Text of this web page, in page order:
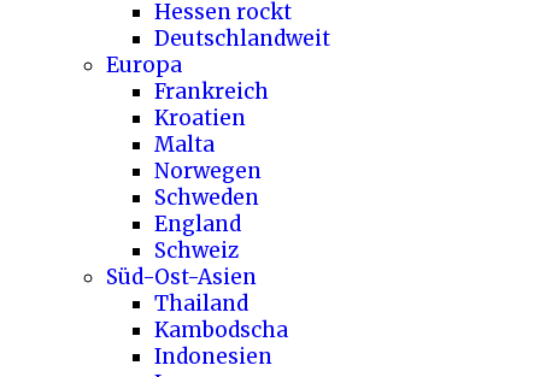
Hessen rockt
Deutschlandweit
Europa
Frankreich
Kroatien
Malta
Norwegen
Schweden
England
Schweiz
Süd-Ost-Asien
Thailand
Kambodscha
Indonesien